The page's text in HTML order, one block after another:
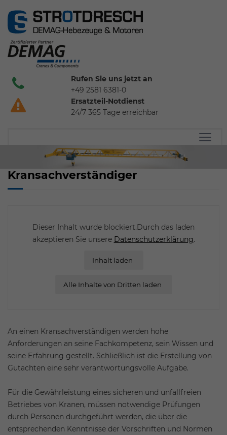
Rufen Sie uns jetzt an
+49 2581 6381-0
Ersatzteil-Notdienst
24/7 365 Tage erreichbar
Kransachverständiger
Dieser Inhalt wurde blockiert.Durch das laden
akzeptieren Sie unsere Datenschutzerklärung.
Inhalt laden
Alle Inhalte von Dritten laden
An einen Kransachverständigen werden hohe
Anforderungen an seine Fachkompetenz, sein Wissen und
seine Erfahrung gestellt. Schließlich ist die Erstellung von
Gutachten eine sehr verantwortungsvolle Aufgabe.
Für die Gewährleistung eines sicheren und unfallfreien
Betriebes von Kranen, müssen notwendige Prüfungen
durch Personen durchgeführt werden, die über die
entsprechenden Kenntnisse der Vorschriften und Normen